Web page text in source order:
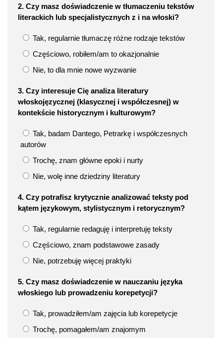
2. Czy masz doświadczenie w tłumaczeniu tekstów
literackich lub specjalistycznych z i na włoski?
Tak, regularnie tłumaczę różne rodzaje tekstów
Częściowo, robiłem/am to okazjonalnie
Nie, to dla mnie nowe wyzwanie
3. Czy interesuje Cię analiza literatury
włoskojęzycznej (klasycznej i współczesnej) w
kontekście historycznym i kulturowym?
Tak, badam Dantego, Petrarkę i współczesnych
autorów
Trochę, znam główne epoki i nurty
Nie, wolę inne dziedziny literatury
4. Czy potrafisz krytycznie analizować teksty pod
kątem językowym, stylistycznym i retorycznym?
Tak, regularnie redaguję i interpretuję teksty
Częściowo, znam podstawowe zasady
Nie, potrzebuję więcej praktyki
5. Czy masz doświadczenie w nauczaniu języka
włoskiego lub prowadzeniu korepetycji?
Tak, prowadziłem/am zajęcia lub korepetycje
Trochę, pomagałem/am znajomym